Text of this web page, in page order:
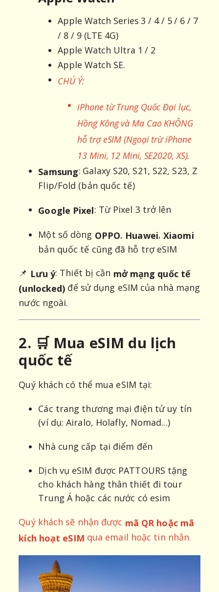
Apple Watch Series 3 / 4 / 5 / 6 / 7
/ 8 / 9 (LTE 4G)
Apple Watch Ultra 1 / 2
Apple Watch SE.
CHÚ Ý:
iPhone từ Trung Quốc Đại lục,
Hồng Kông và Ma Cao KHÔNG
hỗ trợ eSIM (Ngoại trừ iPhone
13 Mini, 12 Mini, SE2020, XS).
Samsung: Galaxy S20, S21, S22, S23, Z
Flip/Fold (bản quốc tế)
Google Pixel: Từ Pixel 3 trở lên
Một số dòng OPPO, Huawei,Xiaomi
bản quốc tế cũng đã hỗ trợ eSIM
📌 Lưu ý: Thiết bị cần mở mạng quốc tế
(unlocked) để sử dụng eSIM của nhà mạng
nước ngoài.
2. 🛒 Mua eSIM du lịch
quốc tế
Quý khách có thể mua eSIM tại:
Các trang thương mại điện tử uy tín
(ví dụ: Airalo, Holafly, Nomad...)
Nhà cung cấp tại điểm đến
Dịch vụ eSIM được PATTOURS tặng
cho khách hàng thân thiết đi tour
Trung Á hoặc các nước có esim
Quý khách sẽ nhận được mã QR hoặc mã
kích hoạt eSIM qua email hoặc tin nhắn.